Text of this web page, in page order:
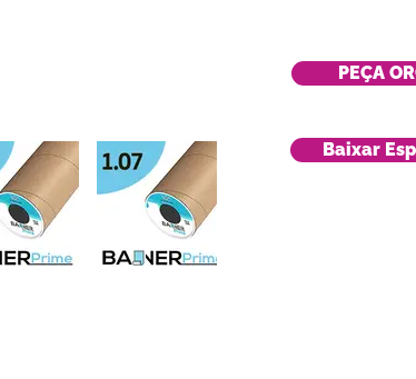
PEÇA
Baixar